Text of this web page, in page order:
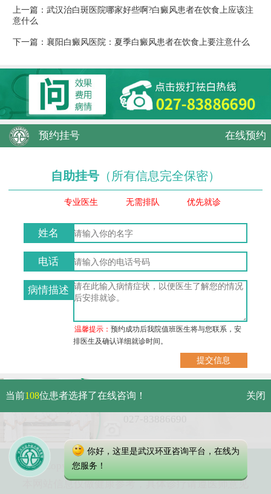
上一篇： 武汉治白斑医院哪家好些啊?白癜风患者在饮食上应该注
意什么
下一篇： 襄阳白癜风医院：夏季白癜风患者在饮食上要注意什么
预约挂号 在线预约
自助挂号 （所有信息完全保密）
专业医生 无需排队 优先就诊
姓名
电话
病情描述
温馨提示：预约成功后我院值班医生将与您联系，安
排医生及确认详细就诊时间。
武汉市硚口区解放大道479号
免费电话：
Copyright 2025 武汉环亚中医白癜风医院
本网站信息仅做健康参考，具体诊疗请遵医师意见
当前108位患者选择了在线咨询！ 关闭
你好，这里是武汉环亚咨询平台，在线为
您服务！